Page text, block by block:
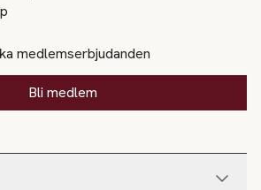
medlemserbjudanden
Bli medlem